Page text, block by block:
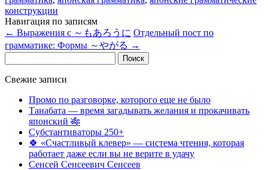
конструкции
Навигация по записям
← Выражения с ～もあろうに Отдельный пост по
грамматике: Формы ～やがる →
Свежие записи
Промо по разговорке, которого еще не было
Танабата — время загадывать желания и прокачивать
японский 🎋
Субстантиваторы 250+
🍀 «Счастливый клевер» — система чтения, которая
работает даже если вы не верите в удачу
Сенсей Сенсеевич Сенсеев